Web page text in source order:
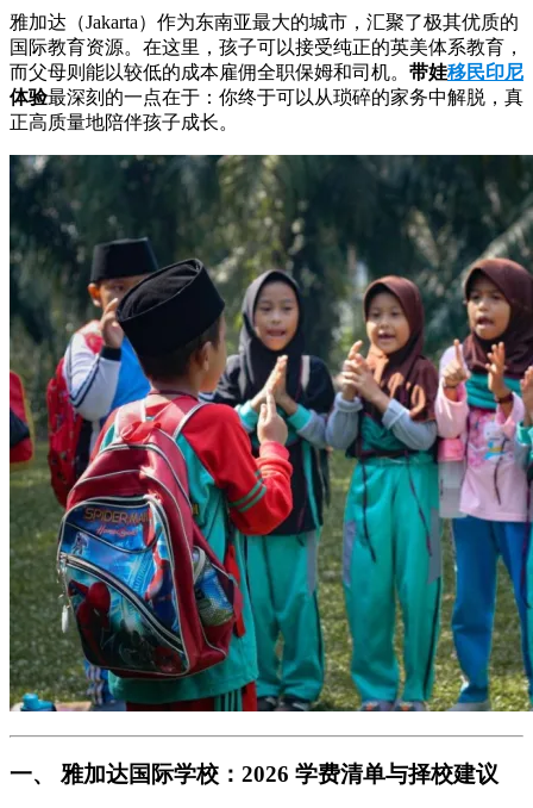
雅加达（Jakarta）作为东南亚最大的城市，汇聚了极其优质的
国际教育资源。在这里，孩子可以接受纯正的英美体系教育，
而父母则能以较低的成本雇佣全职保姆和司机。 带娃移民印尼
体验最深刻的一点在于：你终于可以从琐碎的家务中解脱，真
正高质量地陪伴孩子成长。
一、 雅加达国际学校：2026 学费清单与择校建议